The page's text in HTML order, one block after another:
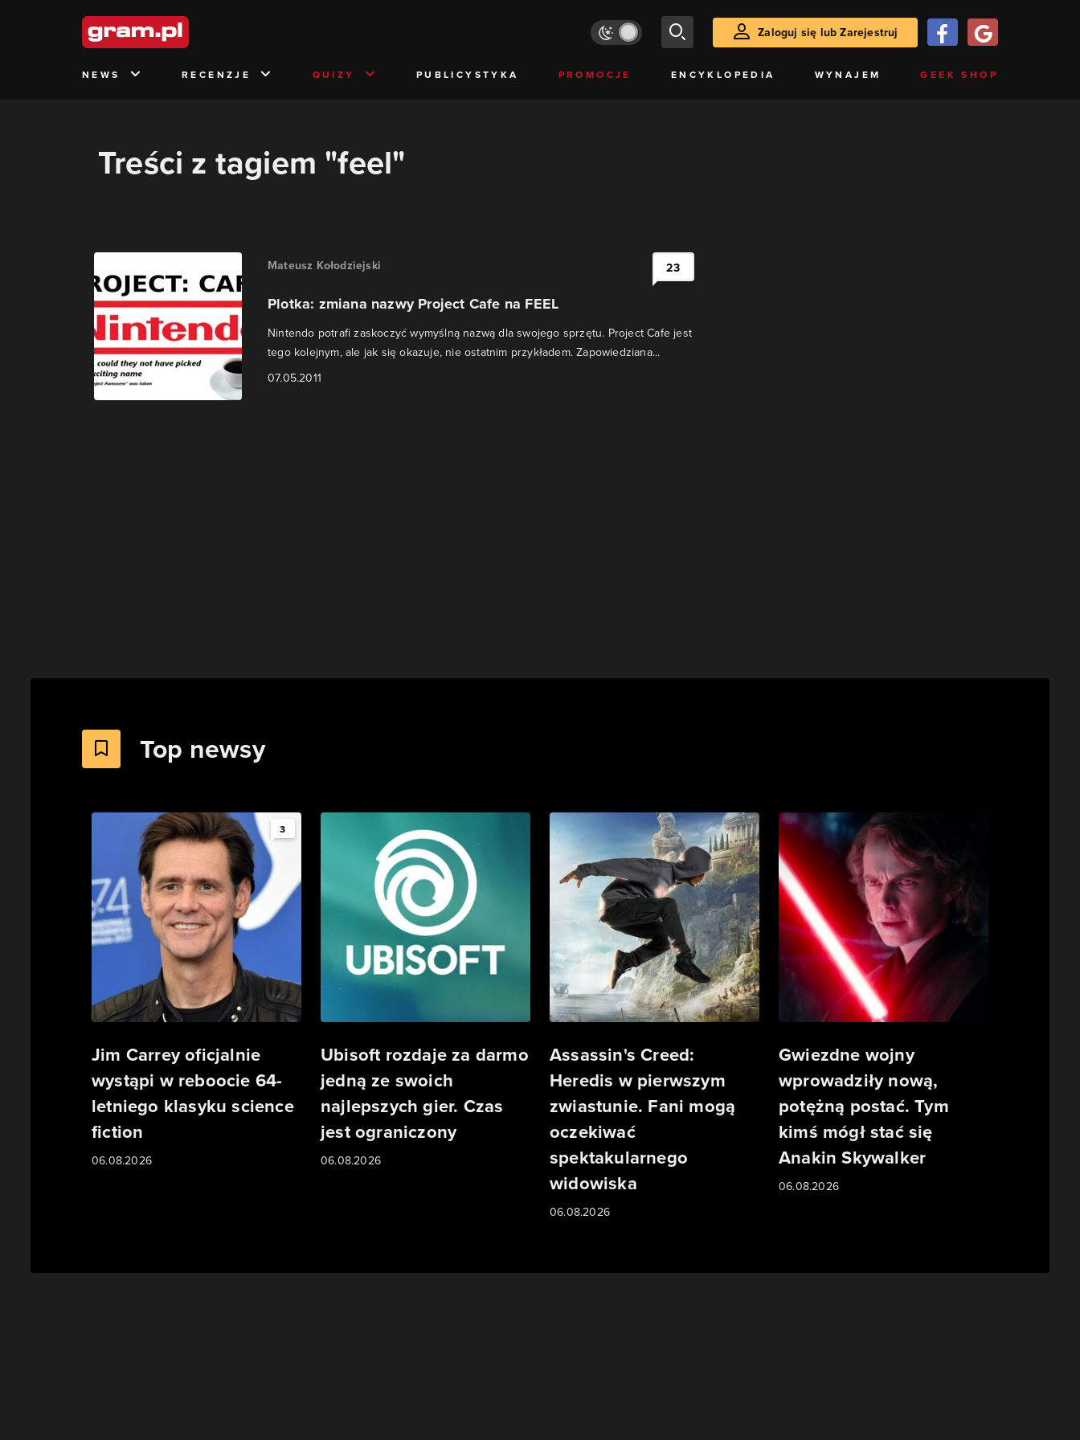
Zaloguj się lub Zarejestruj
NEWS RECENZJE QUIZY PUBLICYSTYKA PROMOCJE ENCYKLOPEDIA WYNAJEM GEEK SHOP
Treści z tagiem "feel"
Mateusz Kołodziejski
Plotka: zmiana nazwy Project Cafe na FEEL
Nintendo potrafi zaskoczyć wymyślną nazwą dla swojego sprzętu. Project Cafe jest
tego kolejnym, ale jak się okazuje, nie ostatnim przykładem. Zapowiedziana...
07.05.2011
23
Top newsy
3
Jim Carrey oficjalnie
wystąpi w reboocie 64-
letniego klasyku science
fiction
06.08.2026
Ubisoft rozdaje za darmo
jedną ze swoich
najlepszych gier. Czas
jest ograniczony
06.08.2026
Assassin's Creed:
Heredis w pierwszym
zwiastunie. Fani mogą
oczekiwać
spektakularnego
widowiska
06.08.2026
Gwiezdne wojny
wprowadziły nową,
potężną postać. Tym
kimś mógł stać się
Anakin Skywalker
06.08.2026